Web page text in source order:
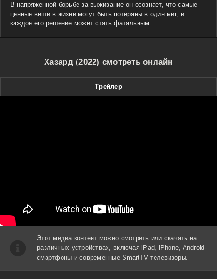
В напряженной борьбе за выживание он осознает, что самые
ценные вещи в жизни могут быть потеряны в один миг, и
каждое его решение может стать фатальным.
Хазард (2022) смотреть онлайн
Трейлер
Этот медиа контент можно смотреть или скачать на
различных устройствах, включая iPad, iPhone, Android-
смартфоны и современные SmartTV телевизоры.